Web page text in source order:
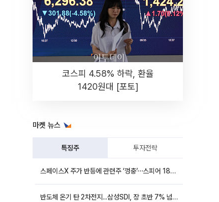
코스피 4.58% 하락, 환율
1420원대 [포토]
마켓 뉴스
특징주 투자전략
스페이스X 주가 반등에 관련주 ‘껑충’⋯스피어 18%ㆍ에이치브이엠 12%↑
반도체 온기 탄 2차전지...삼성SDI, 장 초반 7% 넘게 껑충